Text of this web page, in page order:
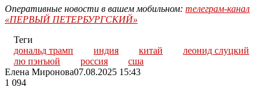
Оперативные новости в вашем мобильном: телеграм-канал
«ПЕРВЫЙ ПЕТЕРБУРГСКИЙ»
Теги
дональд трамп
индия китай
леонид слуцкий
лю пэнъюй
россия
сша
Елена Миронова07.08.2025 15:43
1 094